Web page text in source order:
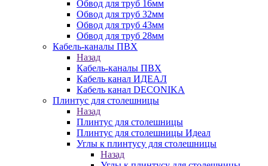
Обвод для труб 16мм
Обвод для труб 32мм
Обвод для труб 43мм
Обвод для труб 28мм
Кабель-каналы ПВХ
Назад
Кабель-каналы ПВХ
Кабель канал ИДЕАЛ
Кабель канал DECONIKA
Плинтус для столешницы
Назад
Плинтус для столешницы
Плинтус для столешницы Идеал
Углы к плинтусу для столешницы
Назад